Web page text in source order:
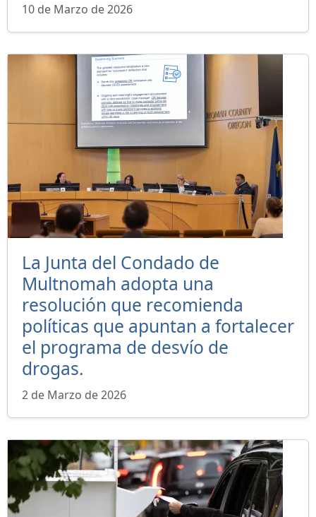
10 de Marzo de 2026
La Junta del Condado de
Multnomah adopta una
resolución que recomienda
políticas que apuntan a fortalecer
el programa de desvío de
drogas.
2 de Marzo de 2026